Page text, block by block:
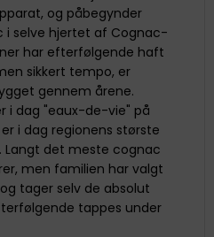
og påbegynder
i selve hjertet af Cognac-
har efterfølgende haft
sikkert tempo, er
gennem årene.
i dag "eaux-de-vie" på
i dag regionens største
det meste cognac
men familien har valgt
tager selv de absolut
tappes under